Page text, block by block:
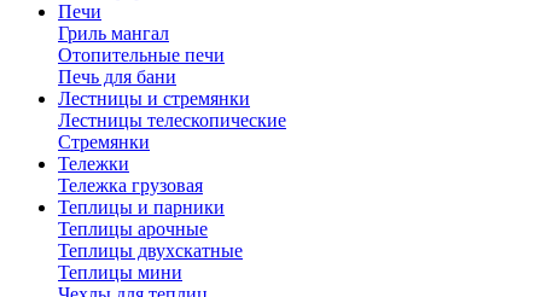
Печи
Гриль мангал
Отопительные печи
Печь для бани
Лестницы и стремянки
Лестницы телескопические
Стремянки
Тележки
Тележка грузовая
Теплицы и парники
Теплицы арочные
Теплицы двухскатные
Теплицы мини